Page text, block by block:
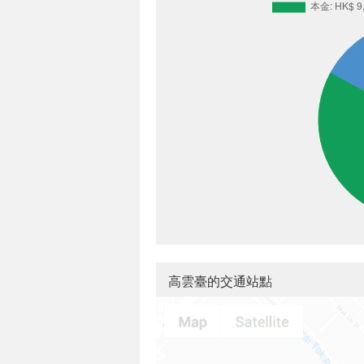
高雲臺的交通站點